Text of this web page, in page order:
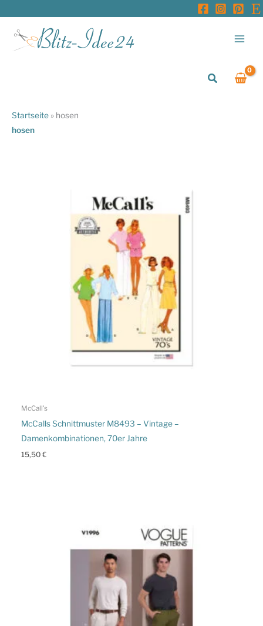
springen
Suchen
Startseite » hosen
hosen
McCall's
McCalls Schnittmuster M8493 – Vintage –
Damenkombinationen, 70er Jahre
15,50€